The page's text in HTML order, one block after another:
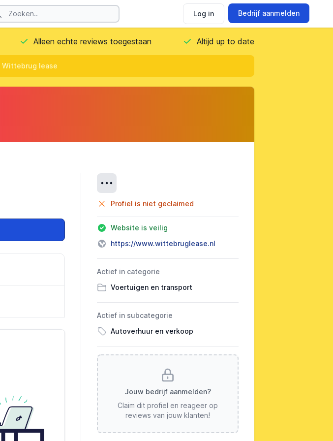
Contact Log in Bedrijf aanmelden
Alleen echte reviews toegestaan Altijd up to date
Wittebrug lease
Profiel is niet geclaimed
Website is veilig
https://www.wittebruglease.nl
Actief in categorie
Voertuigen en transport
Actief in subcategorie
Autoverhuur en verkoop
Jouw bedrijf aanmelden?
Claim dit profiel en reageer op
reviews van jouw klanten!